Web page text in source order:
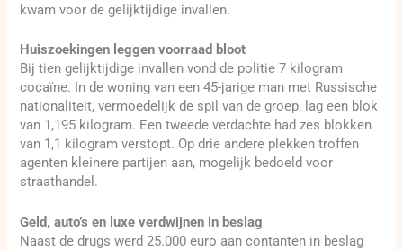
kwam voor de gelijktijdige invallen.
Huiszoekingen leggen voorraad bloot
Bij tien gelijktijdige invallen vond de politie 7 kilogram
cocaïne. In de woning van een 45-jarige man met Russische
nationaliteit, vermoedelijk de spil van de groep, lag een blok
van 1,195 kilogram. Een tweede verdachte had zes blokken
van 1,1 kilogram verstopt. Op drie andere plekken troffen
agenten kleinere partijen aan, mogelijk bedoeld voor
straathandel.
Geld, auto’s en luxe verdwijnen in beslag
Naast de drugs werd 25.000 euro aan contanten in beslag